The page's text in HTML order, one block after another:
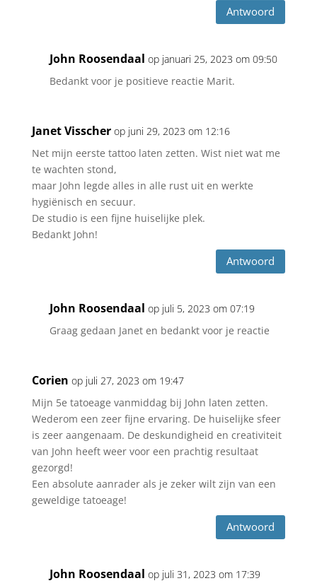
Antwoord
John Roosendaal op januari 25, 2023 om 09:50
Bedankt voor je positieve reactie Marit.
Janet Visscher op juni 29, 2023 om 12:16
Net mijn eerste tattoo laten zetten. Wist niet wat me
te wachten stond,
maar John legde alles in alle rust uit en werkte
hygiënisch en secuur.
De studio is een fijne huiselijke plek.
Bedankt John!
Antwoord
John Roosendaal op juli 5, 2023 om 07:19
Graag gedaan Janet en bedankt voor je reactie
Corien op juli 27, 2023 om 19:47
Mijn 5e tatoeage vanmiddag bij John laten zetten.
Wederom een zeer fijne ervaring. De huiselijke sfeer
is zeer aangenaam. De deskundigheid en creativiteit
van John heeft weer voor een prachtig resultaat
gezorgd!
Een absolute aanrader als je zeker wilt zijn van een
geweldige tatoeage!
Antwoord
John Roosendaal op juli 31, 2023 om 17:39